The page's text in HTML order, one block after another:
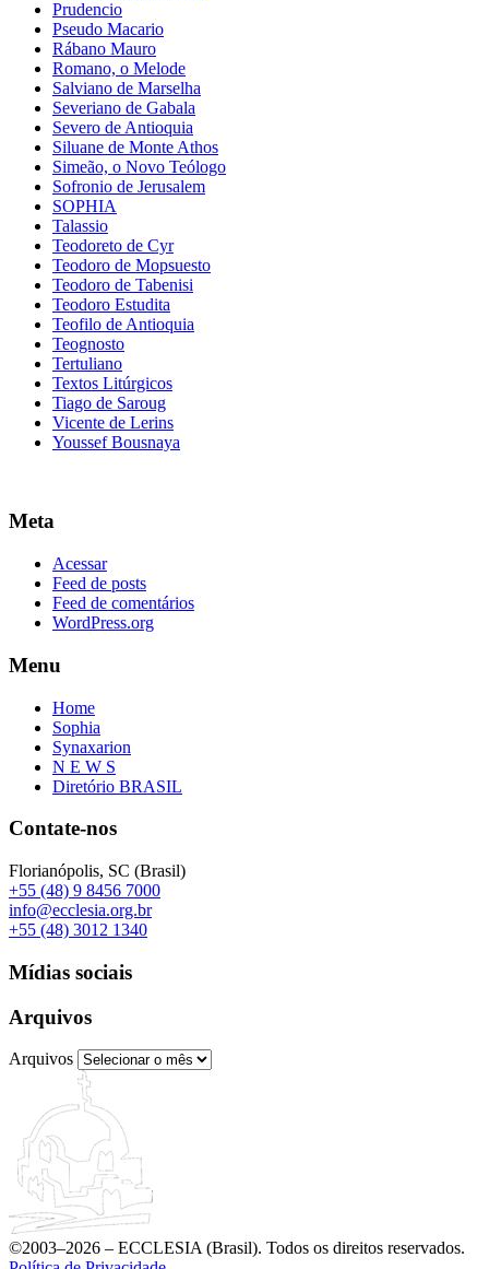
Prudencio
Pseudo Macario
Rábano Mauro
Romano, o Melode
Salviano de Marselha
Severiano de Gabala
Severo de Antioquia
Siluane de Monte Athos
Simeão, o Novo Teólogo
Sofronio de Jerusalem
SOPHIA
Talassio
Teodoreto de Cyr
Teodoro de Mopsuesto
Teodoro de Tabenisi
Teodoro Estudita
Teofilo de Antioquia
Teognosto
Tertuliano
Textos Litúrgicos
Tiago de Saroug
Vicente de Lerins
Youssef Bousnaya
Meta
Acessar
Feed de posts
Feed de comentários
WordPress.org
Menu
Home
Sophia
Synaxarion
N E W S
Diretório BRASIL
Contate-nos
Florianópolis, SC (Brasil)
+55 (48) 9 8456 7000
info@ecclesia.org.br
+55 (48) 3012 1340
Mídias sociais
Arquivos
Arquivos
©2003–2026 – ECCLESIA (Brasil). Todos os direitos reservados.